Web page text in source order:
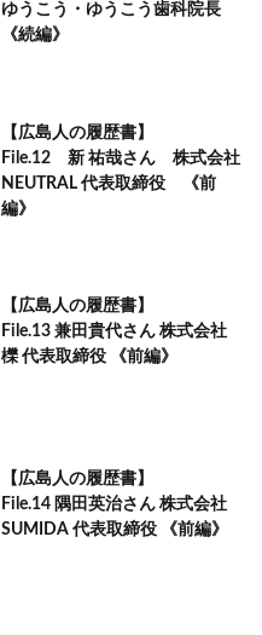
ゆうこう・ゆうこう歯科院長
《続編》
【広島人の履歴書】
File.12 新 祐哉さん 株式会社
NEUTRAL 代表取締役 《前
編》
【広島人の履歴書】
File.13 兼田貴代さん 株式会社
櫟 代表取締役 《前編》
【広島人の履歴書】
File.14 隅田英治さん 株式会社
SUMIDA 代表取締役 《前編》